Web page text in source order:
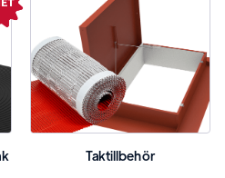
Taktillbehör